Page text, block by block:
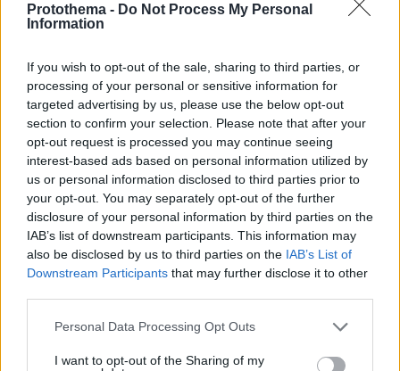
Protothema - Do Not Process My Personal
Information
If you wish to opt-out of the sale, sharing to third parties, or
processing of your personal or sensitive information for
targeted advertising by us, please use the below opt-out
section to confirm your selection. Please note that after your
opt-out request is processed you may continue seeing
interest-based ads based on personal information utilized by
us or personal information disclosed to third parties prior to
your opt-out. You may separately opt-out of the further
disclosure of your personal information by third parties on the
IAB’s list of downstream participants. This information may
also be disclosed by us to third parties on the IAB’s List of
Downstream Participants that may further disclose it to other
Please note that this website/app uses one or more Google
not limited to your visit or usage behaviour. You may click to
Personal Data Processing Opt Outs
I want to opt-out of the Sharing of my
Αριστοτέλης Δαμίγος: Σε κλίμα οδύνης έγινε η
αποτέφρωση του συντονιστή που σκοτώθηκε
μετά τη σύγκρουση ελικοπτέρων στην Ψάθα,
06.08.2026, 20:03